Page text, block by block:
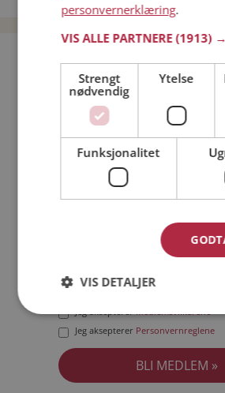
Bli medlem
Jeg er en: Mann
Min alder:
Jeg akseptererMedlemsvilkårene
Jeg aksepterer Personvernreglene
personvernerklæring.
VIS ALLE PARTNERE(1913) →
Strengt
nødvendig
Ytelse
Funksjonalitet
VIS DETALJER